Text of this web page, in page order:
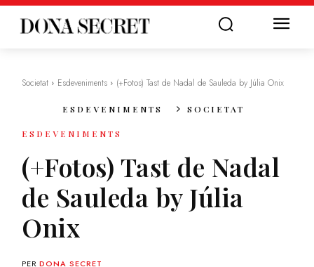
Societat Esdeveniments (+Fotos) Tast de Nadal de Sauleda by Júlia Onix
ESDEVENIMENTS SOCIETAT
ESDEVENIMENTS
(+Fotos) Tast de Nadal
de Sauleda by Júlia
Onix
PER DONA SECRET